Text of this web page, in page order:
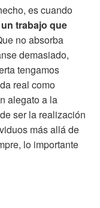
es cuando
trabajo que
no absorba
demasiado,
tengamos
real como
alegato a la
ser la realización
más allá de
lo importante